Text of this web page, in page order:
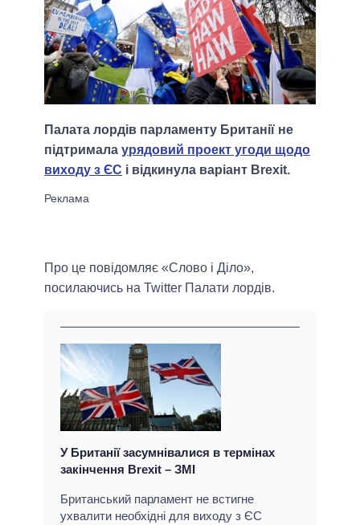
Палата лордів парламенту Британії не
підтримала урядовий проект угоди щодо
виходу з ЄС і відкинула варіант Brexit.
Про це повідомляє «Слово і Діло»,
посилаючись на Twitter Палати лордів.
У Британії засумнівалися в термінах
закінчення Brexit – ЗМІ
Британський парламент не встигне
ухвалити необхідні для виходу з ЄС